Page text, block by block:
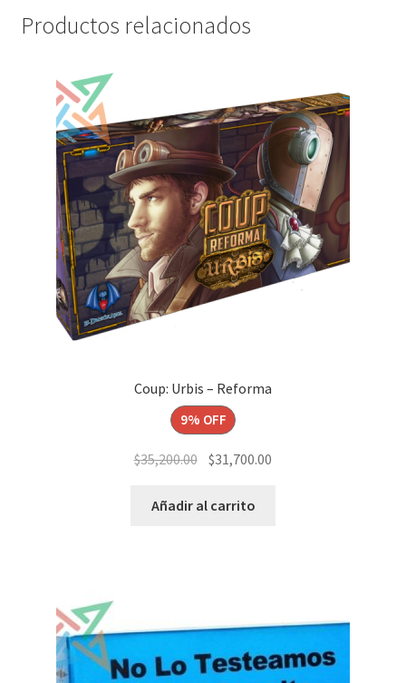
Productos relacionados
Coup: Urbis – Reforma
9% OFF
$35,200.00 El
original
$31,700.00
Añadir al carrito